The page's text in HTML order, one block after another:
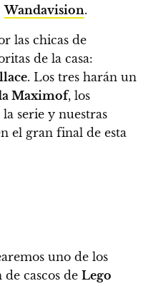
Wandavision.
las chicas de
de la casa:
. Los tres harán un
Maximof, los
serie y nuestras
el gran final de esta
uno de los
cascos de Lego